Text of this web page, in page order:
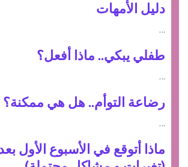
دليل الأمهات
…
طفلي يبكي.. ماذا أفعل؟
…
رضاعة التوأم.. هل هي ممكنة؟
…
ماذا أتوقع في الأسبوع الأول